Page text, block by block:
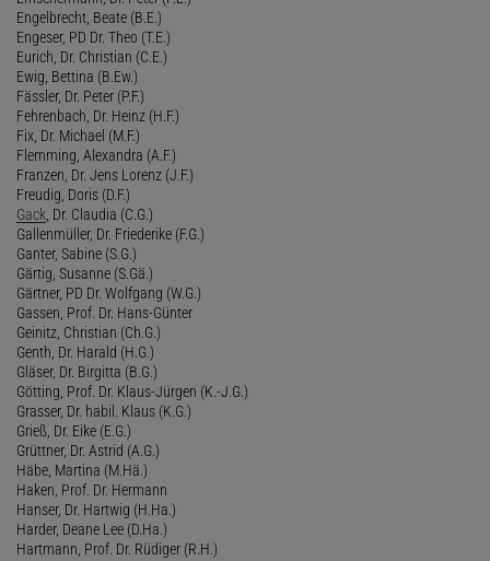
Engelbrecht, Beate (B.E.)
Engeser, PD Dr. Theo (T.E.)
Eurich, Dr. Christian (C.E.)
Ewig, Bettina (B.Ew.)
Fässler, Dr. Peter (P.F.)
Fehrenbach, Dr. Heinz (H.F.)
Fix, Dr. Michael (M.F.)
Flemming, Alexandra (A.F.)
Franzen, Dr. Jens Lorenz (J.F.)
Freudig, Doris (D.F.)
Gack , Dr. Claudia (C.G.)
Gallenmüller, Dr. Friederike (F.G.)
Ganter, Sabine (S.G.)
Gärtig, Susanne (S.Gä.)
Gärtner, PD Dr. Wolfgang (W.G.)
Gassen, Prof. Dr. Hans-Günter
Geinitz, Christian (Ch.G.)
Genth, Dr. Harald (H.G.)
Gläser, Dr. Birgitta (B.G.)
Götting, Prof. Dr. Klaus-Jürgen (K.-J.G.)
Grasser, Dr. habil. Klaus (K.G.)
Grieß, Dr. Eike (E.G.)
Grüttner, Dr. Astrid (A.G.)
Häbe, Martina (M.Hä.)
Haken, Prof. Dr. Hermann
Hanser, Dr. Hartwig (H.Ha.)
Harder, Deane Lee (D.Ha.)
Hartmann, Prof. Dr. Rüdiger (R.H.)